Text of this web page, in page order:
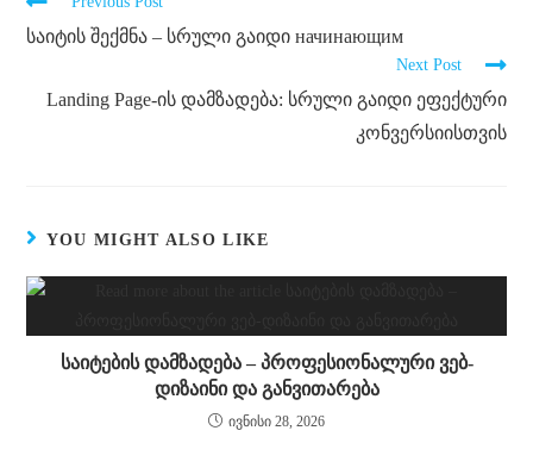
საიტის შექმნა – სრული გაიდი начинающим
Next Post
Landing Page-ის დამზადება: სრული გაიდი ეფექტური
კონვერსიისთვის
YOU MIGHT ALSO LIKE
საიტების დამზადება – პროფესიონალური ვებ-
დიზაინი და განვითარება
ივნისი 28, 2026